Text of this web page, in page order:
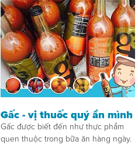
Gấc - vị thuốc quý ẩn mình
Gấc được biết đến như thực phẩm
quen thuộc trong bữa ăn hàng ngày.